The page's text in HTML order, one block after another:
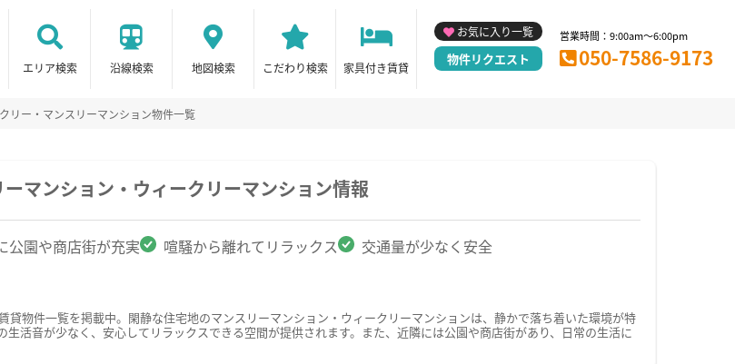
エリア検索 沿線検索 地図検索 こだわり検索 家具付き賃貸
お気に入り一覧
物件リクエスト
営業時間：9:00am～6:00pm
050-7586-9173
リー・マンスリーマンション物件一覧
マンション・ウィークリーマンション情報
公園や商店街が充実 喧騒から離れてリラックス
交通量が少なく安全
物件一覧を掲載中。閑静な住宅地のマンスリーマンション・ウィークリーマンションは、静かで落ち着いた環境が特
活音が少なく、安心してリラックスできる空間が提供されます。また、近隣には公園や商店街があり、日常の生活に